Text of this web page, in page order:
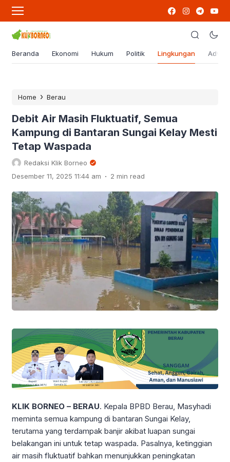
Beranda Ekonomi Hukum Politik Lingkungan
Home › Berau
Debit Air Masih Fluktuatif, Semua
Kampung di Bantaran Sungai Kelay Mesti
Tetap Waspada
Redaksi Klik Borneo
Desember 11, 2025 11:44 am . 2 min read
KLIK BORNEO – BERAU. Kepala BPBD Berau, Masyhadi
meminta semua kampung di bantaran Sungai Kelay,
terutama yang terdampak banjir akibat luapan sungai
belakangan ini untuk tetap waspada. Pasalnya, ketinggian
air masih fluktuatif bahkan menunjukkan peningkatan